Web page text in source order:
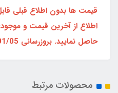
قیمت ها بدون اطلاع قبلی
اطلاع از آخرین قیمت و
حاصل نمایید. بروزرسانی 1405/01/05
محصولات مرتبط